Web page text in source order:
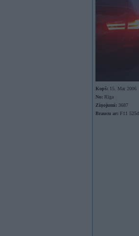
Kopš: 15. Mar 2006
No: Rīga
Ziņojumi: 3687
Braucu ar: F11 525d